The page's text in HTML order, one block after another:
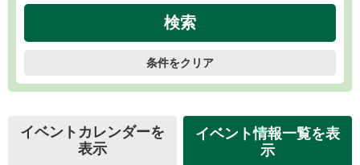
条件をクリア
イベントカレンダーを
表示
イベント情報一覧を表
示